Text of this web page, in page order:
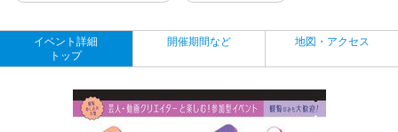
イベント詳細
トップ
開催期間など 地図・アクセス